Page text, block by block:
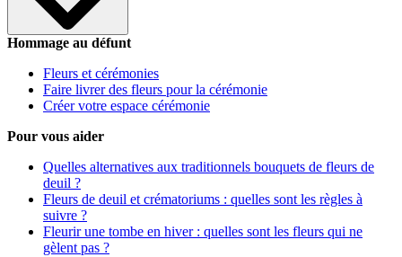
Hommage au défunt
Fleurs et cérémonies
Faire livrer des fleurs pour la cérémonie
Créer votre espace cérémonie
Pour vous aider
Quelles alternatives aux traditionnels bouquets de fleurs de
deuil ?
Fleurs de deuil et crématoriums : quelles sont les règles à
suivre ?
Fleurir une tombe en hiver : quelles sont les fleurs qui ne
gèlent pas ?